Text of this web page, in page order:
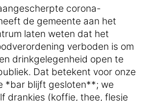
corona-
de gemeente aan het
laten weten dat het
verboden is om
drinkgelegenheid open te
Dat betekent voor onze
*bar blijft gesloten**; we
drankjes (koffie, thee, flesje